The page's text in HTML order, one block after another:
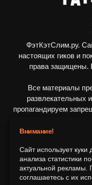
ФэтКэтСлим.ру.
настоящих гиков и
права защищены.
Все материалы
развлекательных
пропагандируем
Внимание!
Сайт использует
анализа статистики
актуальной рекламы.
соглашаетесь с их